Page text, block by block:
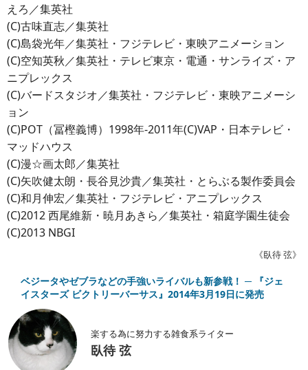
えろ／集英社
(C)古味直志／集英社
(C)島袋光年／集英社・フジテレビ・東映アニメーション
(C)空知英秋／集英社・テレビ東京・電通・サンライズ・ア
ニプレックス
(C)バードスタジオ／集英社・フジテレビ・東映アニメーシ
ョン
(C)POT（冨樫義博）1998年-2011年(C)VAP・日本テレビ・
マッドハウス
(C)漫☆画太郎／集英社
(C)矢吹健太朗・長谷見沙貴／集英社・とらぶる製作委員会
(C)和月伸宏／集英社・フジテレビ・アニプレックス
(C)2012 西尾維新・暁月あきら／集英社・箱庭学園生徒会
(C)2013 NBGI
《臥待 弦》
ベジータやゼブラなどの手強いライバルも新参戦！ ─ 『ジェ
イスターズ ビクトリーバーサス』2014年3月19日に発売
楽する為に努力する雑食系ライター
臥待 弦